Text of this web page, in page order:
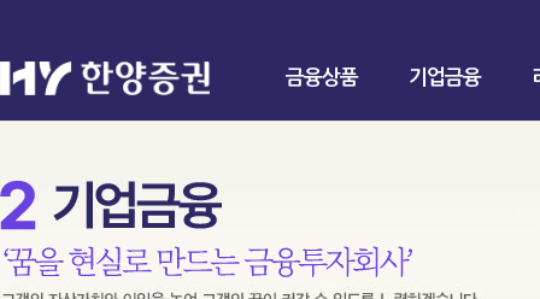
금융상품 기업금융